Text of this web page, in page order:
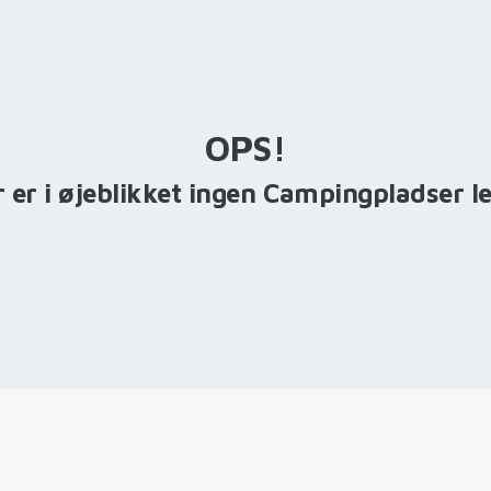
OPS!
er i øjeblikket ingen Campingpladser